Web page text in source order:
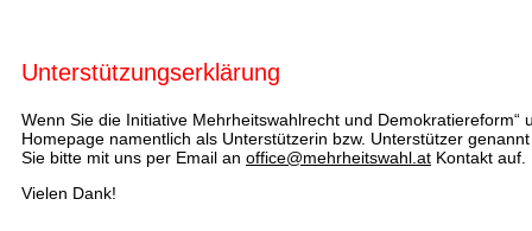
Unterstützungserklärung
Wenn Sie die Initiative Mehrheitswahlrecht und Demokratiereform“
Homepage namentlich als Unterstützerin bzw. Unterstützer
Sie bitte mit uns per Email an office@mehrheitswahl.at Kontakt auf.
Vielen Dank!